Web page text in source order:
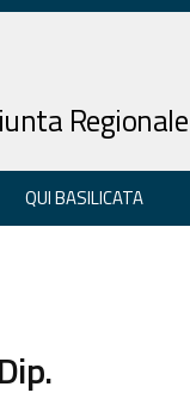
Regionale
QUI BASILICATA